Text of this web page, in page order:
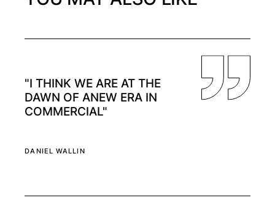
"I THINK WE ARE AT THE
DAWN OF ANEW ERA IN
COMMERCIAL"
DANIEL WALLIN